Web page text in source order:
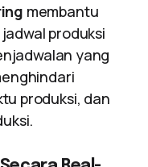
membantu
produksi
yang
produksi, dan